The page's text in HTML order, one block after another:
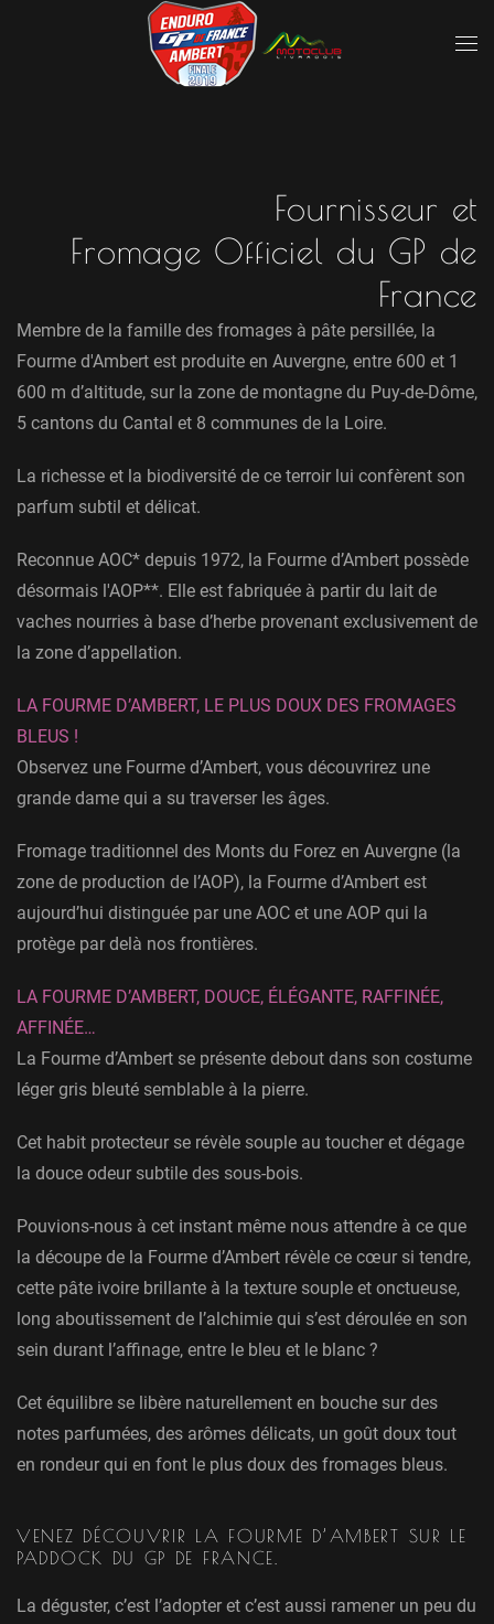
Fournisseur et
Fromage Officiel du GP de
France
Membre de la famille des fromages à pâte persillée, la
Fourme d'Ambert est produite en Auvergne, entre 600 et 1
600 m d’altitude, sur la zone de montagne du Puy-de-Dôme,
5 cantons du Cantal et 8 communes de la Loire.
La richesse et la biodiversité de ce terroir lui confèrent son
parfum subtil et délicat.
Reconnue AOC* depuis 1972, la Fourme d’Ambert possède
désormais l'AOP**. Elle est fabriquée à partir du lait de
vaches nourries à base d’herbe provenant exclusivement de
la zone d’appellation.
LA FOURME D’AMBERT, LE PLUS DOUX DES FROMAGES
BLEUS !
Observez une Fourme d’Ambert, vous découvrirez une
grande dame qui a su traverser les âges.
Fromage traditionnel des Monts du Forez en Auvergne (la
zone de production de l’AOP), la Fourme d’Ambert est
aujourd’hui distinguée par une AOC et une AOP qui la
protège par delà nos frontières.
LA FOURME D’AMBERT, DOUCE, ÉLÉGANTE, RAFFINÉE,
AFFINÉE…
La Fourme d’Ambert se présente debout dans son costume
léger gris bleuté semblable à la pierre.
Cet habit protecteur se révèle souple au toucher et dégage
la douce odeur subtile des sous-bois.
Pouvions-nous à cet instant même nous attendre à ce que
la découpe de la Fourme d’Ambert révèle ce cœur si tendre,
cette pâte ivoire brillante à la texture souple et onctueuse,
long aboutissement de l’alchimie qui s’est déroulée en son
sein durant l’affinage, entre le bleu et le blanc ?
Cet équilibre se libère naturellement en bouche sur des
notes parfumées, des arômes délicats, un goût doux tout
en rondeur qui en font le plus doux des fromages bleus.
VENEZ DÉCOUVRIR LA FOURME D’AMBERT SUR LE
PADDOCK DU GP DE FRANCE.
La déguster, c’est l’adopter et c’est aussi ramener un peu du